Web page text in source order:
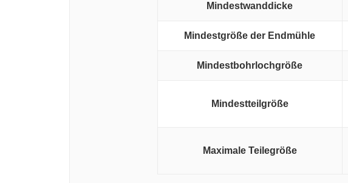
Mindestwanddicke
Mindestgröße der Endmühle
Mindestbohrlochgröße
Mindestteilgröße
Maximale Teilegröße